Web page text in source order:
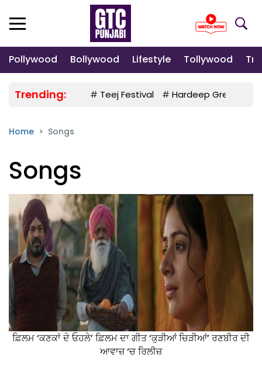
Pollywood Bollywood Lifestyle Tollywood
Trending: # Teej Festival # Hardeep Grewal
Home Songs
Songs
ਫ਼ਿਲਮ ‘ਕਣਕਾਂ ਦੇ ਓਹਲੇ’ ਫ਼ਿਲਮ ਦਾ ਗੀਤ ‘ਕੁੜੀਆਂ ਚਿੜੀਆਂ’ ਰਣਬੀਰ ਦੀ
ਆਵਾਜ਼ ‘ਚ ਰਿਲੀਜ਼